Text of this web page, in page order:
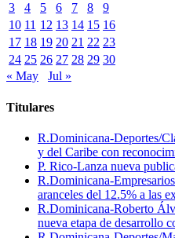
3
4 5 6 7 8
9
10 11 12 13 14 15 16
17 18 19 20 21 22 23
24 25 26 27 28 29 30
« May
Jul »
Titulares
R.Dominicana-Deportes/
y del Caribe con
P. Rico-Lanza nueva
R.Dominicana-
aranceles del 12.5% a las
R.Dominicana-Roberto
nueva etapa de desarrollo